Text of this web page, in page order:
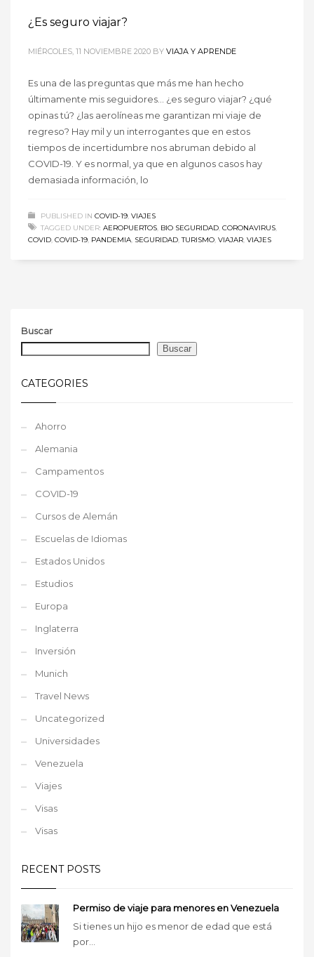
¿Es seguro viajar?
MIÉRCOLES, 11 NOVIEMBRE 2020 BY VIAJA Y APRENDE
Es una de las preguntas que más me han hecho
últimamente mis seguidores… ¿es seguro viajar? ¿qué
opinas tú? ¿las aerolíneas me garantizan mi viaje de
regreso? Hay mil y un interrogantes que en estos
tiempos de incertidumbre nos abruman debido al
COVID-19. Y es normal, ya que en algunos casos hay
demasiada información, lo
PUBLISHED IN COVID-19, VIAJES
TAGGED UNDER: AEROPUERTOS, BIO SEGURIDAD, CORONAVIRUS,
COVID, COVID-19, PANDEMIA, SEGURIDAD,TURISMO, VIAJAR, VIAJES
Buscar
Buscar
CATEGORIES
Ahorro
Alemania
Campamentos
COVID-19
Cursos de Alemán
Escuelas de Idiomas
Estados Unidos
Estudios
Europa
Inglaterra
Inversión
Munich
Travel News
Uncategorized
Universidades
Venezuela
Viajes
Visas
Visas
RECENT POSTS
Permiso de viaje para menores en Venezuela
Si tienes un hijo es menor de edad que está
por...